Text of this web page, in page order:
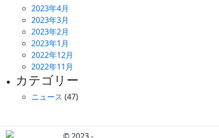
2023年4月
2023年3月
2023年2月
2023年1月
2022年12月
2022年11月
カテゴリー
ニュース (47)